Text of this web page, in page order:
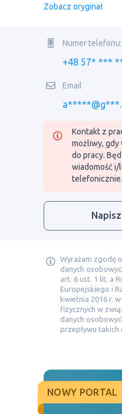
Zobacz oryginał
Numer telefonu:
+48 57* ***
Email
Kontakt z
możliwy, gdy
do pracy.
wiadomość
telefonicznie.
Wyrażam zgodę
danych
art. 6 ust. 1 lit. a
Europejskiego i
kwietnia 2016 r.
fizycznych w
danych
przepływu takich
NOWY PORTAL